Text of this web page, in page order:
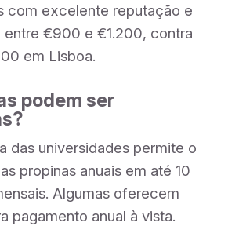
com excelente reputação e
entre €900 e €1.200, contra
em Lisboa.
podem ser
das universidades permite o
propinas anuais em até 10
Algumas oferecem
pagamento anual à vista.